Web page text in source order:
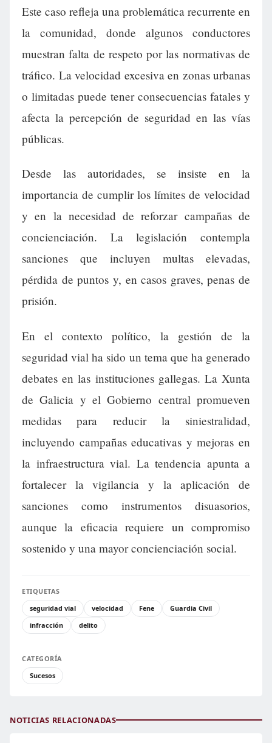
Este caso refleja una problemática recurrente en
la comunidad, donde algunos conductores
muestran falta de respeto por las normativas de
tráfico. La velocidad excesiva en zonas urbanas
o limitadas puede tener consecuencias fatales y
afecta la percepción de seguridad en las vías
públicas.
Desde las autoridades, se insiste en la
importancia de cumplir los límites de velocidad
y en la necesidad de reforzar campañas de
concienciación. La legislación contempla
sanciones que incluyen multas elevadas,
pérdida de puntos y, en casos graves, penas de
prisión.
En el contexto político, la gestión de la
seguridad vial ha sido un tema que ha generado
debates en las instituciones gallegas. La Xunta
de Galicia y el Gobierno central promueven
medidas para reducir la siniestralidad,
incluyendo campañas educativas y mejoras en
la infraestructura vial. La tendencia apunta a
fortalecer la vigilancia y la aplicación de
sanciones como instrumentos disuasorios,
aunque la eficacia requiere un compromiso
sostenido y una mayor concienciación social.
ETIQUETAS
seguridad vial
velocidad Fene
Guardia Civil
infracción
delito
CATEGORÍA
Sucesos
NOTICIAS RELACIONADAS